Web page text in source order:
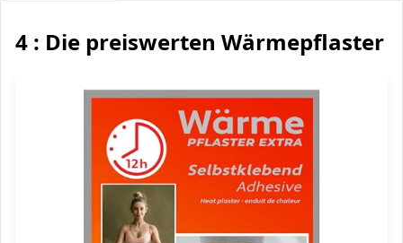
4 : Die preiswerten Wärmepflaster